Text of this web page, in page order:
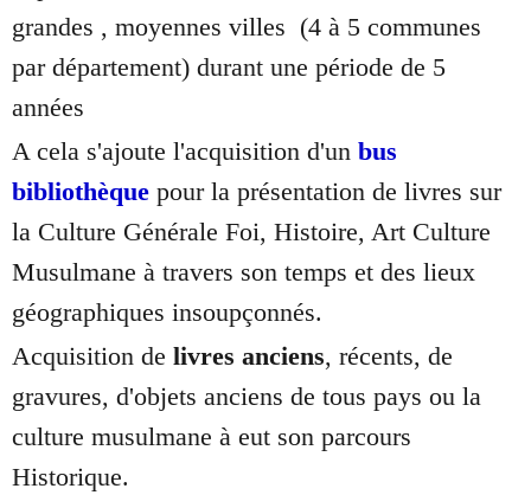
grandes , moyennes villes (4 à 5 communes
par département) durant une période de 5
années
A cela s'ajoute l'acquisition d'un bus
bibliothèque pour la présentation de livres sur
la Culture Générale Foi, Histoire, Art Culture
Musulmane à travers son temps et des lieux
géographiques insoupçonnés.
Acquisition de livres anciens, récents, de
gravures, d'objets anciens de tous pays ou la
culture musulmane à eut son parcours
Historique.